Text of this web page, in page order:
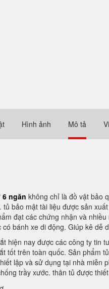
Hình ảnh Mô tả
ngăn không chỉ là đồ vật bảo
tủ bảo mật tài liệu được sản
đạt các chứng nhận và
có bánh xe di động. Giúp kê dễ
hiện nay được các công ty tin
tốt trên toàn quốc. Sản phẩm
lập và sử dụng tại nhà miễn
trầy xước. thân tủ được